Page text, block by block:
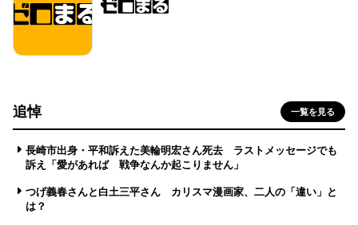
追悼 一覧を見る
長崎市出身・平和訴えた美輪明宏さん死去 ラストメッセージでも
訴え「愛があれば 戦争なんか起こりません」
つげ義春さんと白土三平さん カリスマ漫画家、二人の「違い」と
は？